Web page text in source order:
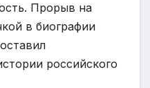
Прорыв на
в биографии
российского